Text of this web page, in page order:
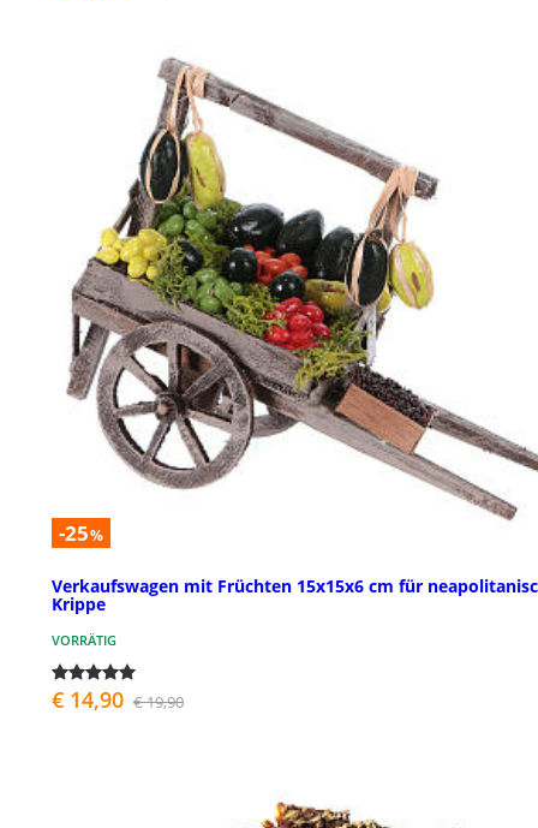
-25%
Verkaufswagen mit Früchten 15x15x6 cm für
Krippe
VORRÄTIG
€ 14,90 € 19,90